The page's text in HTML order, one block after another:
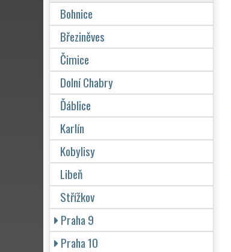
Bohnice
Březiněves
Čimice
Dolní Chabry
Ďáblice
Karlín
Kobylisy
Libeň
Střížkov
Praha 9
Praha 10